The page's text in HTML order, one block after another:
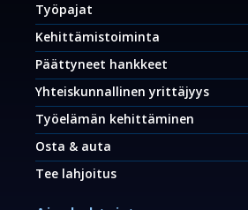
Työpajat
Kehittämistoiminta
Päättyneet hankkeet
Yhteiskunnallinen yrittäjyys
Työelämän kehittäminen
Osta & auta
Tee lahjoitus